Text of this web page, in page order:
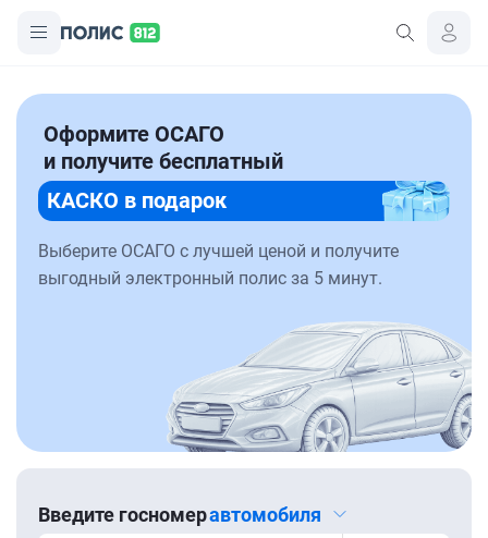
Оформите ОСАГО
и получите бесплатный
КАСКО в подарок
Выберите ОСАГО с лучшей ценой и получите
выгодный электронный полис за 5 минут.
Введите госномеравтомобиля